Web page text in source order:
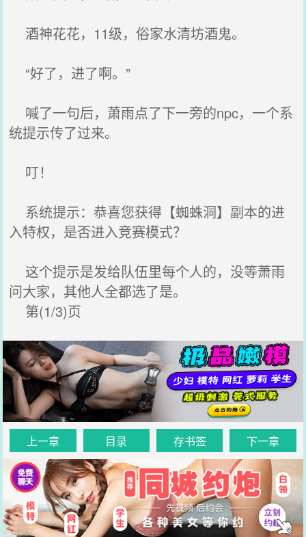
酒神花花，11级，俗家水清坊酒鬼。
“好了，进了啊。”
喊了一句后，萧雨点了下一旁的npc，一个系
统提示传了过来。
叮！
系统提示：恭喜您获得【蜘蛛洞】副本的进
入特权，是否进入竞赛模式？
这个提示是发给队伍里每个人的，没等萧雨
问大家，其他人全都选了是。
第(1/3)页
上一章 目录 存书签 下一章